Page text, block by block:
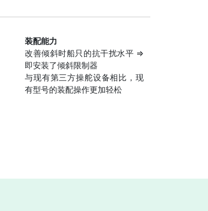
装配能力
改善倾斜时船只的抗干扰水平 ⇒
即安装了倾斜限制器
与现有第三方操舵设备相比，现
有型号的装配操作更加轻松